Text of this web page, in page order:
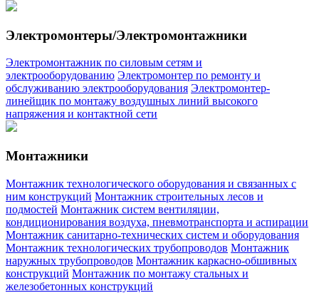
Электромонтеры/Электромонтажники
Электромонтажник по силовым сетям и
электрооборудованию Электромонтер по ремонту и
обслуживанию электрооборудования Электромонтер-
линейщик по монтажу воздушных линий высокого
напряжения и контактной сети
Монтажники
Монтажник технологического оборудования и связанных с
ним конструкций Монтажник строительных лесов и
подмостей Монтажник систем вентиляции,
кондиционирования воздуха, пневмотранспорта и аспирации
Монтажник санитарно-технических систем и оборудования
Монтажник технологических трубопроводов Монтажник
наружных трубопроводов Монтажник каркасно-обшивных
конструкций Монтажник по монтажу стальных и
железобетонных конструкций